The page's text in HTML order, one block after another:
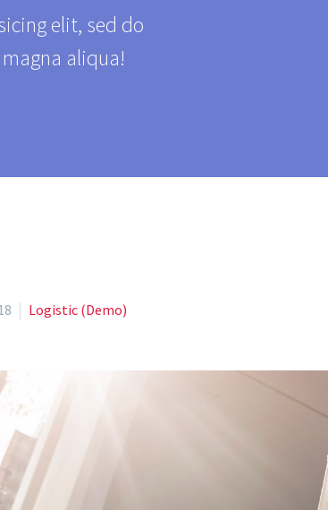
elit, sed do
aliqua!
Logistic (Demo)